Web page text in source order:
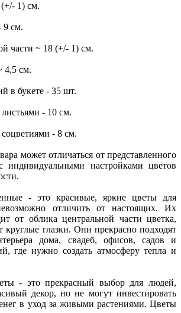
1) см.
9 см.
части ~ 18 (+/- 1) см.
4,5 см.
в букете - 35 шт.
- 10 см.
- 8 см.
может отличаться от представленного
настройками цветов
- это красивые, яркие цветы для
отличить от настоящих. Их
от облика центральной части цветка,
круглые глазки. Они прекрасно подходят
дома, свадеб, офисов, садов и
где нужно создать атмосферу тепла и
- это прекрасный выбор для людей,
декор, но не могут инвестировать
в уход за живыми растениями. Цветы